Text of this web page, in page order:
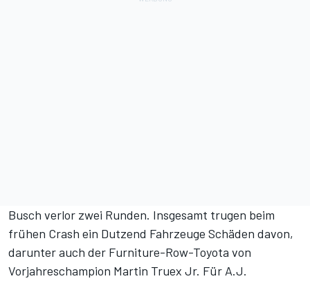
Busch verlor zwei Runden. Insgesamt trugen beim
frühen Crash ein Dutzend Fahrzeuge Schäden davon,
darunter auch der Furniture-Row-Toyota von
Vorjahreschampion Martin Truex Jr. Für A.J.